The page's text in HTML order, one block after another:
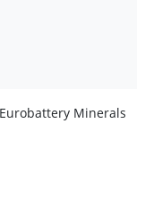
Minerals